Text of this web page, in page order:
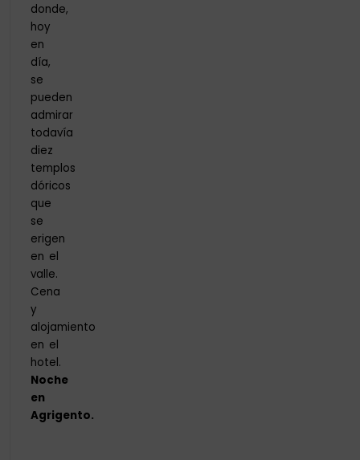
donde,
hoy
en
día,
se
pueden
admirar
todavía
diez
templos
dóricos
que
se
erigen
en el
valle.
Cena
y
alojamiento
en el
hotel.
Noche
en
Agrigento.